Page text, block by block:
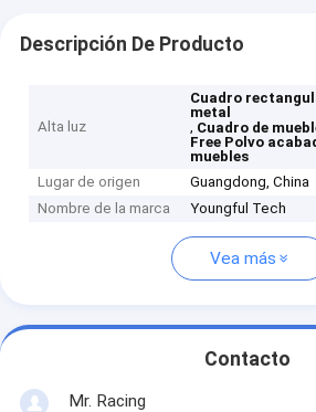
Descripción De Producto
Alta luz
Cuadro
metal
, Cuadro de
Free Polvo
muebles
Lugar de origen
Guangdong, China
Nombre de la marca
Youngful Tech
Vea más
Contacto
Mr. Racing